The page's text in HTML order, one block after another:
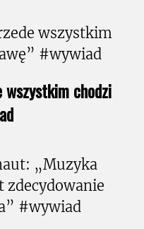
chodzi